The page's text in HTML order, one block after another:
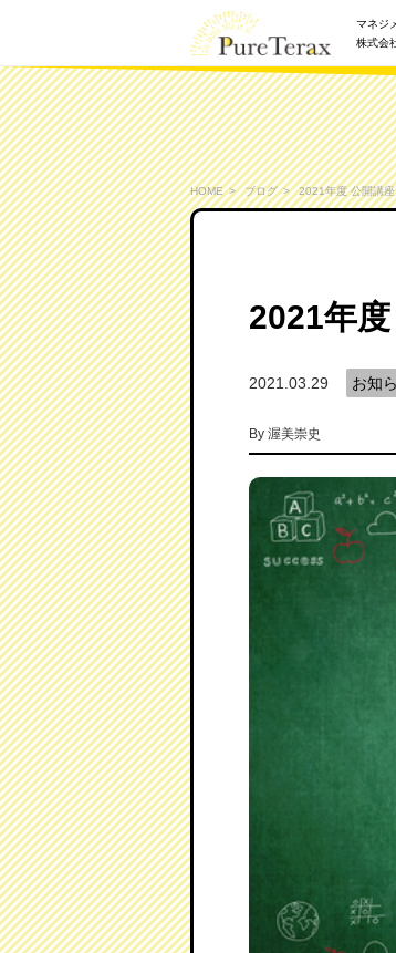
マネジ
株式会
HOME ブログ 2021年度 公開講
2021年
2021.03.29 お知
By 渥美崇史